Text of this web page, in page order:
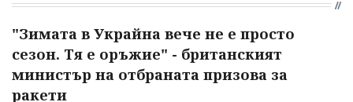
"Зимата в Украйна вече не е просто
сезон. Тя е оръжие" - британският
министър на отбраната призова за
ракети